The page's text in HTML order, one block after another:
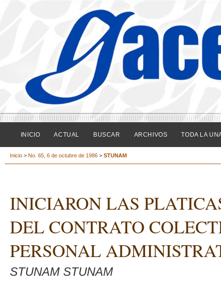
INICIO ACTUAL BUSCAR ARCHIVOS TODA LA
Inicio > No. 65, 6 de octubre de 1986 > STUNAM
INICIARON LAS
DEL CONTRATO
PERSONAL
STUNAM STUNAM